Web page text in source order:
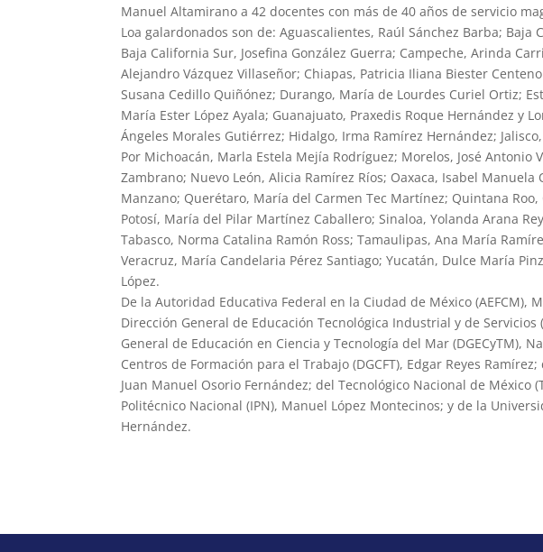
Manuel Altamirano a 42 docentes con más de 40 años de servicio
Loa galardonados son de: Aguascalientes, Raúl Sánchez Barba; Baja
Baja California Sur, Josefina González Guerra; Campeche, Arinda
Alejandro Vázquez Villaseñor; Chiapas, Patricia Iliana Biester
Susana Cedillo Quiñónez; Durango, María de Lourdes Curiel Ortiz;
María Ester López Ayala; Guanajuato, Praxedis Roque Hernández y
Ángeles Morales Gutiérrez; Hidalgo, Irma Ramírez Hernández;
Por Michoacán, Marla Estela Mejía Rodríguez; Morelos, José Antonio
Zambrano; Nuevo León, Alicia Ramírez Ríos; Oaxaca, Isabel
Manzano; Querétaro, María del Carmen Tec Martínez; Quintana
Potosí, María del Pilar Martínez Caballero; Sinaloa, Yolanda Arana
Tabasco, Norma Catalina Ramón Ross; Tamaulipas, Ana María
Veracruz, María Candelaria Pérez Santiago; Yucatán, Dulce María
López.
De la Autoridad Educativa Federal en la Ciudad de México (AEFCM),
Dirección General de Educación Tecnológica Industrial y de Servicios
General de Educación en Ciencia y Tecnología del Mar (DGECyTM),
Centros de Formación para el Trabajo (DGCFT), Edgar Reyes
Juan Manuel Osorio Fernández; del Tecnológico Nacional de México
Politécnico Nacional (IPN), Manuel López Montecinos; y de la
Hernández.